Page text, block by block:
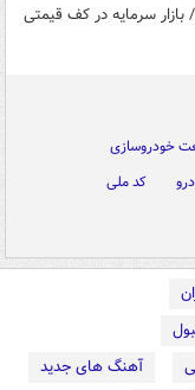
سرمایه در کف قیمتی
خودروسازی
کد ملی
آهنگ های جدید